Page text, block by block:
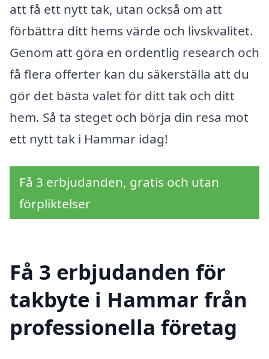
att få ett nytt tak, utan också om att
förbättra ditt hems värde och livskvalitet.
Genom att göra en ordentlig research och
få flera offerter kan du säkerställa att du
gör det bästa valet för ditt tak och ditt
hem. Så ta steget och börja din resa mot
ett nytt tak i Hammar idag!
Få 3 erbjudanden, gratis och utan
förpliktelser
Få 3 erbjudanden för
takbyte i Hammar från
professionella företag